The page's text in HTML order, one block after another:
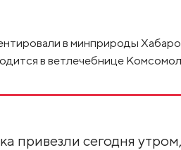
в минприроды
в ветлечебнице
привезли сегодня